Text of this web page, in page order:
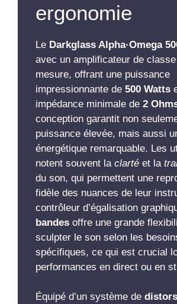
ergonomie
Le Darkglass Alpha·Omega
avec un amplificateur de
mesure, offrant une puissance
impressionnante de 500 Watts
impédance minimale de 2
conception garantit non
puissance élevée, mais aussi
énergétique remarquable. Les
notent souvent la clarté et la
du son, qui permettent une
fidèle des nuances de leur
contrôleur d’égalisation
bandes offre une grande
sculpter le son selon les
spécifiques, ce qui est crucial
performances en direct ou en
Équipé d’un système de